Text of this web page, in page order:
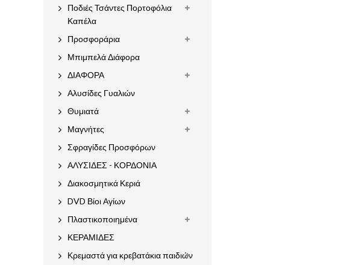
Ποδιές Τσάντες Πορτοφόλια
Καπέλα
Προσφοράρια
Μπιμπελά Διάφορα
ΔΙΑΦΟΡΑ
Αλυσίδες Γυαλιών
Θυμιατά
Μαγνήτες
Σφραγίδες Προσφόρων
ΑΛΥΣΙΔΕΣ - ΚΟΡΔΟΝΙΑ
Διακοσμητικά Κεριά
DVD Βίοι Αγίων
Πλαστικοποιημένα
ΚΕΡΑΜΙΔΕΣ
Κρεμαστά για κρεβατάκια παιδιών